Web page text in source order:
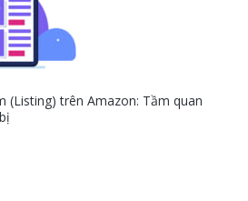
(Listing) trên Amazon: Tầm quan